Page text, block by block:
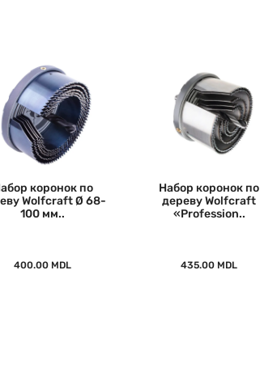
коронок по
Wolfcraft Ø 68-
100 мм..
400.00 MDL
Набор коронок по
дереву Wolfcraft
«Profession..
435.00 MDL